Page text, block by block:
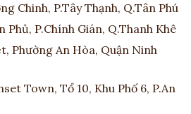
Chinh, P.Tây Thạnh, Q.Tân Phú
Phủ, P.Chính Gián, Q.Thanh Khê
Phường An Hòa, Quận Ninh
Town, Tổ 10, Khu Phố 6, P.An